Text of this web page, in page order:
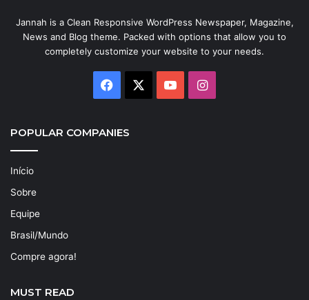
Jannah is a Clean Responsive WordPress Newspaper, Magazine,
News and Blog theme. Packed with options that allow you to
completely customize your website to your needs.
Facebook YouTubeInstagram
POPULAR COMPANIES
Início
Sobre
Equipe
Brasil/Mundo
Compre agora!
MUST READ